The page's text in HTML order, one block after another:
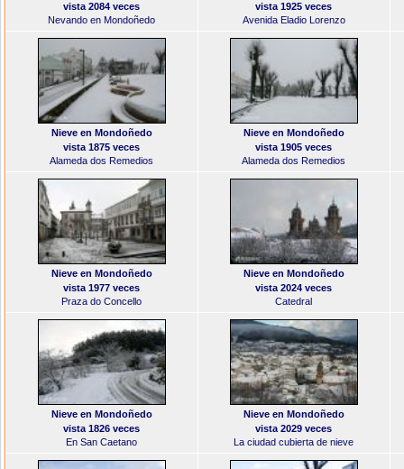
vista 2084 veces
Nevando en Mondoñedo
vista 1925 veces
Avenida Eladio Lorenzo
Nieve en Mondoñedo
vista 1875 veces
Alameda dos Remedios
Nieve en Mondoñedo
vista 1905 veces
Alameda dos Remedios
Nieve en Mondoñedo
vista 1977 veces
Praza do Concello
Nieve en Mondoñedo
vista 2024 veces
Catedral
Nieve en Mondoñedo
vista 1826 veces
En San Caetano
Nieve en Mondoñedo
vista 2029 veces
La ciudad cubierta de nieve